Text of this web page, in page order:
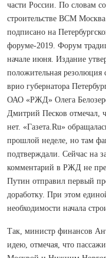
части России. По словам
строительстве ВСМ
подписано на
форуме-2019. Форум
начале июня. Издание
положительная резолюция
врио губернатора
ОАО «РЖД» Олега
Дмитрий Песков отмечал,
нет. «Газета.Ru»
прошлой неделе, но там
подтверждали. Сейчас на
комментарий в РЖД не
Путин отправил первый
доработку. При этом
необходимости начала
Так, министр финансов
идею, отмечая, что